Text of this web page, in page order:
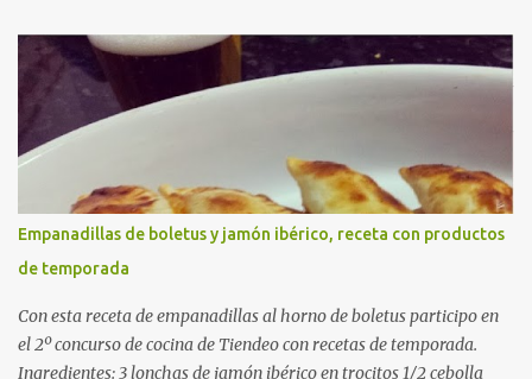
verdes planas 2 tomates maduros rallados 1,2 litros de caldo de
pollo (o agua) 1 cucharadita de hebras de azafrán 1 cucharadita de
pimentón dulce 2 dientes de ajo Aceite de oliva virgen extra Sal al
gusto (Opcional) una ramita de romero Elaboración 1. Prepara las
verduras Limpia las alcachofas, retira las hojas duras y córtalas en
cuartos. Trocea las judías verdes. Reserva en agua con limón para
que no se oxiden. 2. Sofríe las carnes En la paellera, añade un buen
chorro de aceite de oliva y dora bien el pollo y las costillas a fuego
medio-alto. Este paso es clave: cuanto más dorado, más sabor ten...
Empanadillas de boletus y jamón ibérico, receta con productos
de temporada
Con esta receta de empanadillas al horno de boletus participo en
el 2º concurso de cocina de Tiendeo con recetas de temporada.
Ingredientes: 3 lonchas de jamón ibérico en trocitos 1/2 cebolla